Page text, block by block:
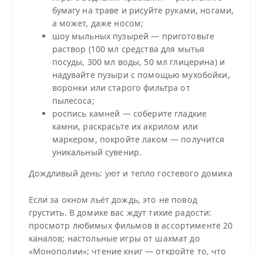
бумагу на траве и рисуйте руками, ногами,
а может, даже носом;
шоу мыльных пузырей — приготовьте
раствор (100 мл средства для мытья
посуды, 300 мл воды, 50 мл глицерина) и
надувайте пузыри с помощью мухобойки,
воронки или старого фильтра от
пылесоса;
роспись камней — соберите гладкие
камни, раскрасьте их акрилом или
маркером, покройте лаком — получится
уникальный сувенир.
Дождливый день: уют и тепло гостевого домика
Если за окном льёт дождь, это не повод
грустить. В домике вас ждут тихие радости:
просмотр любимых фильмов в ассортименте 20
каналов; настольные игры от шахмат до
«Монополии»; чтение книг — откройте то, что